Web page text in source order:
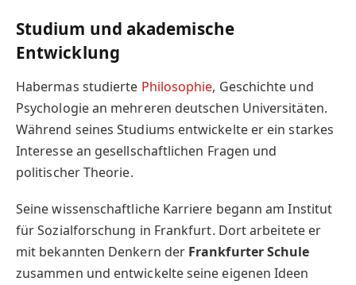
Studium und akademische
Entwicklung
Habermas studierte Philosophie, Geschichte und
Psychologie an mehreren deutschen Universitäten.
Während seines Studiums entwickelte er ein starkes
Interesse an gesellschaftlichen Fragen und
politischer Theorie.
Seine wissenschaftliche Karriere begann am Institut
für Sozialforschung in Frankfurt. Dort arbeitete er
mit bekannten Denkern der Frankfurter Schule
zusammen und entwickelte seine eigenen Ideen